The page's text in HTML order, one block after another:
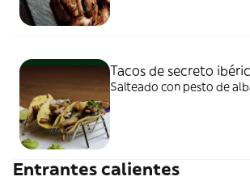
Tacos de secreto
Salteado con pesto de
Entrantes calientes